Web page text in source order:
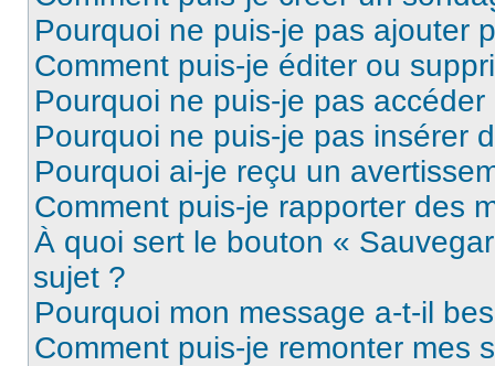
Pourquoi ne puis-je pas ajouter
Comment puis-je éditer ou
Pourquoi ne puis-je pas
Pourquoi ne puis-je pas insérer
Pourquoi ai-je reçu un
Comment puis-je rapporter des
À quoi sert le bouton «
sujet ?
Pourquoi mon message a-t-il
Comment puis-je remonter mes